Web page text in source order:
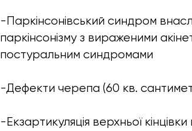
-Паркінсонівський синдром
паркінсонізму з вираженими
постуральним синдромами
-Дефекти черепа (60 кв.
-Екзартикуляція верхньої